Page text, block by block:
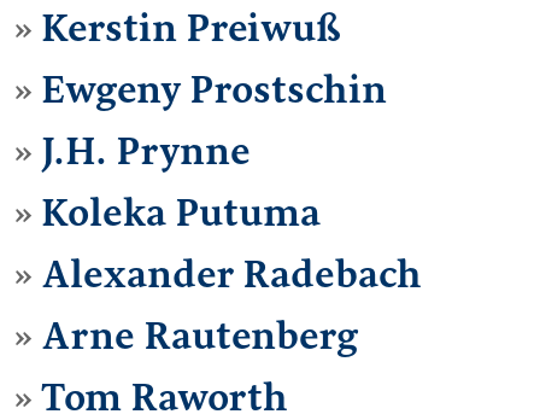
Kerstin Preiwuß
Ewgeny Prostschin
J.H. Prynne
Koleka Putuma
Alexander Radebach
Arne Rautenberg
Tom Raworth